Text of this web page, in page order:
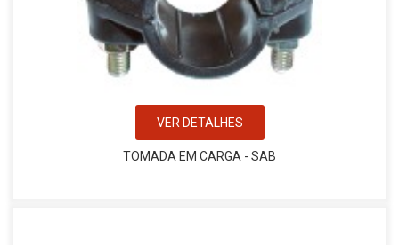
VER DETALHES
TOMADA EM CARGA - SAB